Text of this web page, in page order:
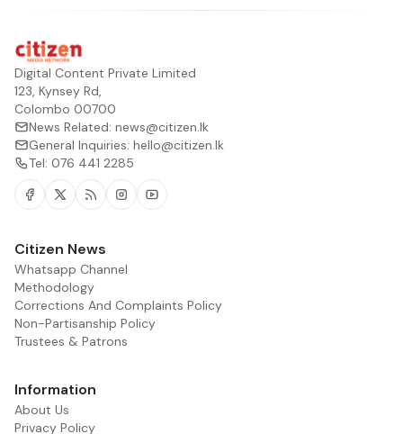
Digital Content Private Limited
123, Kynsey Rd,
Colombo 00700
News Related: news@citizen.lk
General Inquiries: hello@citizen.lk
Tel: 076 441 2285
Facebook
Twitter
RSS InstagramYoutube
Citizen News
Whatsapp Channel
Methodology
Corrections And Complaints Policy
Non-Partisanship Policy
Trustees & Patrons
Information
About Us
Privacy Policy